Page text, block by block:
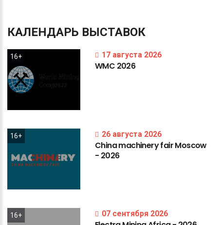
КАЛЕНДАРЬ ВЫСТАВОК
16+ 17 августа 2026
WMC 2026
16+ 26 августа 2026
ChinamachineryfairMoscow
- 2026
16+ 07 сентября 2026